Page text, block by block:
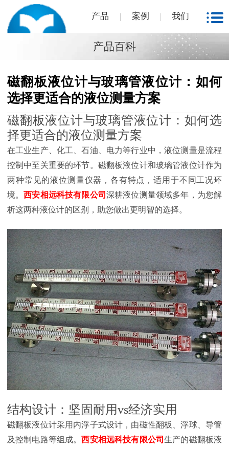
产品 案例 我们
产品百科
磁翻板液位计与玻璃管液位计：如何
选择更适合的液位测量方案
磁翻板液位计与玻璃管液位计：如何选
择更适合的液位测量方案
在工业生产、化工、石油、电力等行业中，液位测量是流程
控制中至关重要的环节。磁翻板液位计和玻璃管液位计作为
两种常见的液位测量仪器，各有特点，适用于不同工况环
境。西安相远科技有限公司 深耕液位测量领域多年，为您解
析这两种液位计的区别，助您做出更明智的选择。
结构设计：坚固耐用vs经济实用
磁翻板液位计采用内浮子式设计，由磁性翻板、浮球、导管
及控制电路等组成。西安相远科技有限公司生产的磁翻板液